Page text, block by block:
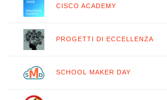
CISCO ACADEMY
PROGETTI DI ECCELLENZA
SCHOOL MAKER DAY